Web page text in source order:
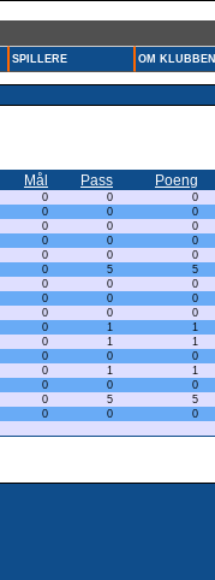
SPILLERE OM KLUBBEN
Mål Pass Poeng
0 0 0
0 0 0
0 0 0
0 0 0
0 0 0
0 5 5
0 0 0
0 0 0
0 0 0
0 1 1
0 1 1
0 0 0
0 1 1
0 0 0
0 5 5
0 0 0